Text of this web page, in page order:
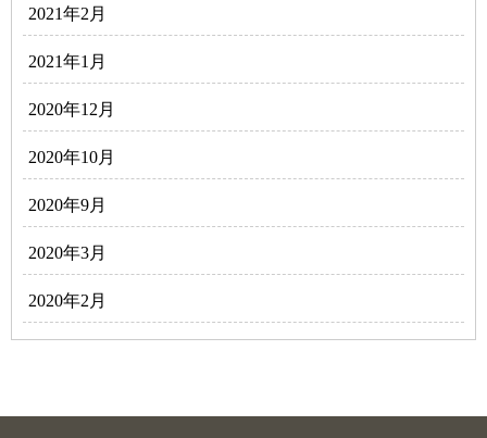
2021年2月
2021年1月
2020年12月
2020年10月
2020年9月
2020年3月
2020年2月